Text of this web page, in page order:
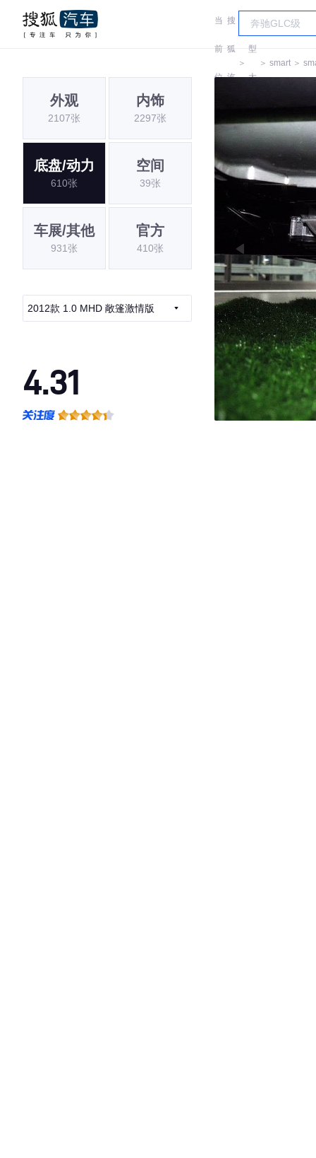
当
前
位
搜
狐
汽
＞
车
型
大
＞ smart ＞
外观
2107张
内饰
2297张
底盘/动力
610张
空间
39张
车展/其他
931张
官方
410张
2012款 1.0 MHD 敞篷激情版
4.31